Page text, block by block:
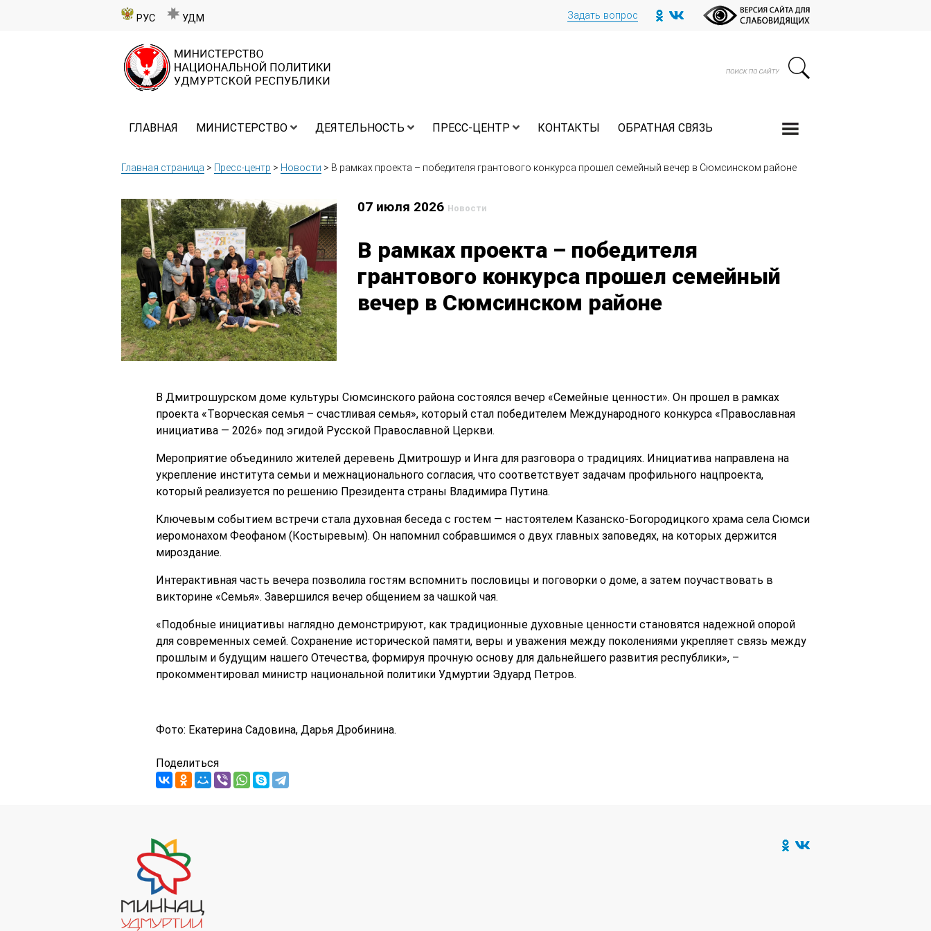
РУС УДМ Задать вопрос
ГЛАВНАЯ МИНИСТЕРСТВО ДЕЯТЕЛЬНОСТЬ ПРЕСС-ЦЕНТР КОНТАКТЫ ОБРАТНАЯ СВЯЗЬ
Главная страница > Пресс-центр > Новости > В рамках проекта – победителя грантового конкурса прошел семейный вечер в Сюмсинском районе
07 июля 2026 Новости
В рамках проекта – победителя
грантового конкурса прошел семейный
вечер в Сюмсинском районе
В Дмитрошурском доме культуры Сюмсинского района состоялся вечер «Семейные ценности». Он прошел в рамках
проекта «Творческая семья – счастливая семья», который стал победителем Международного конкурса «Православная
инициатива — 2026» под эгидой Русской Православной Церкви.
Мероприятие объединило жителей деревень Дмитрошур и Инга для разговора о традициях. Инициатива направлена на
укрепление института семьи и межнационального согласия, что соответствует задачам профильного нацпроекта,
который реализуется по решению Президента страны Владимира Путина.
Ключевым событием встречи стала духовная беседа с гостем — настоятелем Казанско-Богородицкого храма села Сюмси
иеромонахом Феофаном (Костыревым). Он напомнил собравшимся о двух главных заповедях, на которых держится
мироздание.
Интерактивная часть вечера позволила гостям вспомнить пословицы и поговорки о доме, а затем поучаствовать в
викторине «Семья». Завершился вечер общением за чашкой чая.
«Подобные инициативы наглядно демонстрируют, как традиционные духовные ценности становятся надежной опорой
для современных семей. Сохранение исторической памяти, веры и уважения между поколениями укрепляет связь между
прошлым и будущим нашего Отечества, формируя прочную основу для дальнейшего развития республики», –
прокомментировал министр национальной политики Удмуртии Эдуард Петров.
Фото: Екатерина Садовина, Дарья Дробинина.
Поделиться